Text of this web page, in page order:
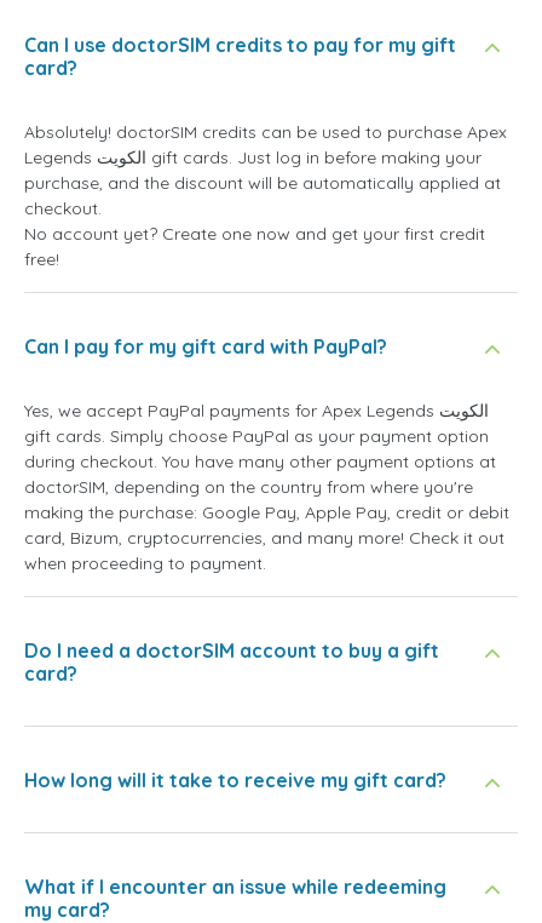
Can I use doctorSIM credits to pay for my gift
card?
Absolutely! doctorSIM credits can be used to purchase Apex
Legends الكويت gift cards. Just log in before making your
purchase, and the discount will be automatically applied at
checkout.
No account yet? Create one now and get your first credit
free!
Can I pay for my gift card with PayPal?
Yes, we accept PayPal payments for Apex Legends الكويت
gift cards. Simply choose PayPal as your payment option
during checkout. You have many other payment options at
doctorSIM, depending on the country from where you're
making the purchase: Google Pay, Apple Pay, credit or debit
card, Bizum, cryptocurrencies, and many more! Check it out
when proceeding to payment.
Do I need a doctorSIM account to buy a gift
card?
How long will it take to receive my gift card?
What if I encounter an issue while redeeming
my card?